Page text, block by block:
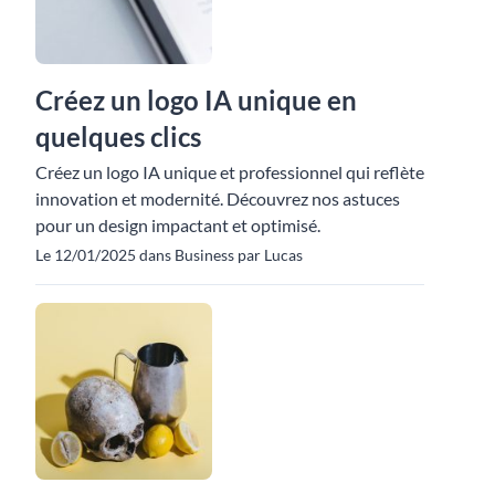
Créez un logo IA unique en
quelques clics
Créez un logo IA unique et professionnel qui reflète
innovation et modernité. Découvrez nos astuces
pour un design impactant et optimisé.
Le 12/01/2025 dans Business par Lucas